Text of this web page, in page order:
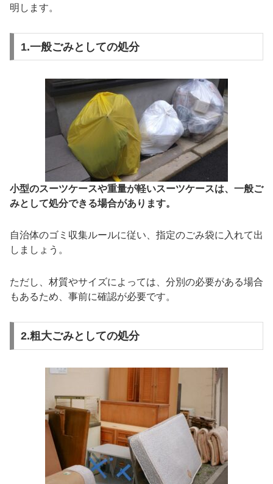
明します。
1.一般ごみとしての処分
小型のスーツケースや重量が軽いスーツケースは、一般ご
みとして処分できる場合があります。
自治体のゴミ収集ルールに従い、指定のごみ袋に入れて出
しましょう。
ただし、材質やサイズによっては、分別の必要がある場合
もあるため、事前に確認が必要です。
2.粗大ごみとしての処分